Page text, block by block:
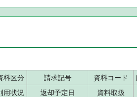
料区分 請求記号 資料コード
用状況 返却予定日
資料取扱